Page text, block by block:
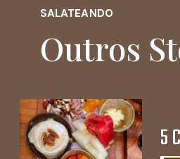
5
SALATEANDO
Outros